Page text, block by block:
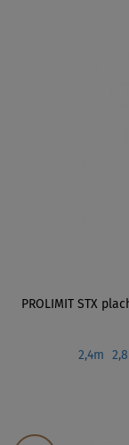
PROLIMIT STX
2,4m